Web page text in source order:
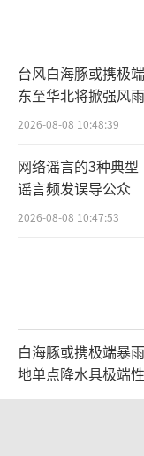
台风白海豚或携极
东至华北将掀强风雨
2026-08-08 10:48:39
网络谣言的3种典
谣言频发误导公众
2026-08-08 10:47:53
白海豚或携极端暴
地单点降水具极端性
2026-08-08 08:51:57